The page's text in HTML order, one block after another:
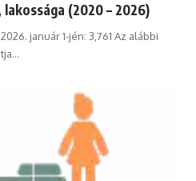
(2020 – 2026)
január 1-jén: 3,761 Az alábbi